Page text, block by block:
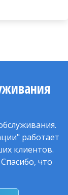
работает
клиентов.
что